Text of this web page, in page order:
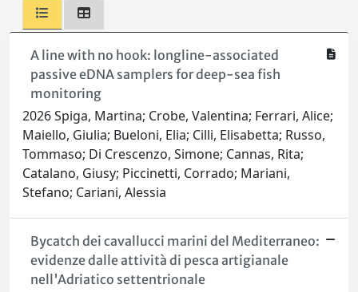
A line with no hook: longline-associated
passive eDNA samplers for deep-sea fish
monitoring
2026 Spiga, Martina; Crobe, Valentina; Ferrari, Alice;
Maiello, Giulia; Bueloni, Elia; Cilli, Elisabetta; Russo,
Tommaso; Di Crescenzo, Simone; Cannas, Rita;
Catalano, Giusy; Piccinetti, Corrado; Mariani,
Stefano; Cariani, Alessia
Bycatch dei cavallucci marini del Mediterraneo:
evidenze dalle attività di pesca artigianale
nell'Adriatico settentrionale